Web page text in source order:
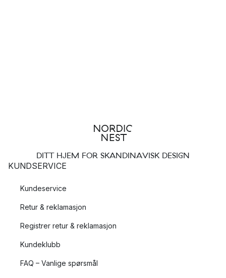
DITT HJEM FOR SKANDINAVISK DESIGN
KUNDSERVICE
Kundeservice
Retur & reklamasjon
Registrer retur & reklamasjon
Kundeklubb
FAQ – Vanlige spørsmål